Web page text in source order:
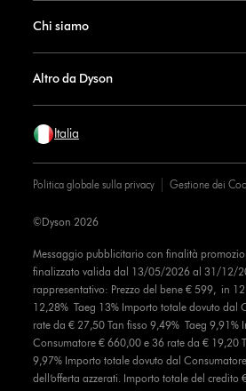
Chi siamo
Altro da Dyson
Italia
Politica globale sulla privacy Gestione dei
Messaggio pubblicitario con finalità
finalizzato valida dal 13/05/2026 al 31/12/
rappresentativo: Prezzo del bene € 599, in
12,28% Taeg 13% Importo totale dovuto dal
rate da € 27,50 Tan fisso 9,49% Taeg 9,91%
Consumatore € 660,00 e 36 rate da € 19,20
9,97% Importo totale dovuto dal
dell’offerta azzerati. Importo totale del credito
©Dyson 2026